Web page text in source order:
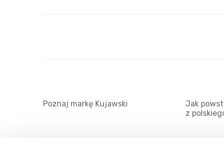
Poznaj markę Kujawski
Jak
z